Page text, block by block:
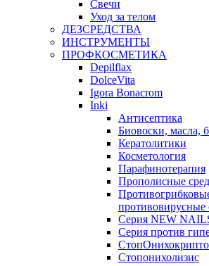
Свечи
Уход за телом
ДЕЗСРЕДСТВА
ИНСТРУМЕНТЫ
ПРОФКОСМЕТИКА
Depilflax
DolceVita
Igora Bonacrom
Inki
Антисептика
Биовоски, масла,
Кератолитики
Косметология
Парафинотерапия
Прополисные
противовирусные
Серия NEW
Серия против
Стопонихолизис